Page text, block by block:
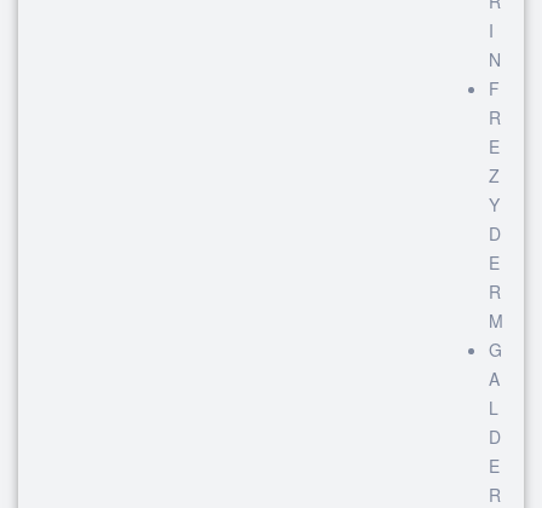
I
N
F
R
E
Z
Y
D
E
R
M
G
A
L
D
E
R